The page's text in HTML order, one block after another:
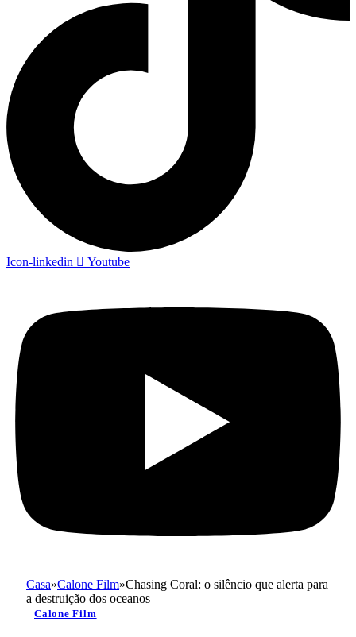
Icon-linkedin Youtube
Casa»Calone Film»Chasing Coral: o silêncio que alerta para
a destruição dos oceanos
Calone Film